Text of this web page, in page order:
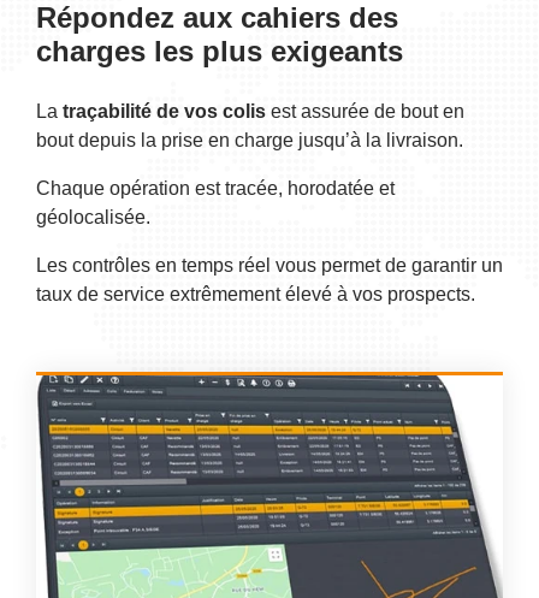
Répondez aux cahiers des
charges les plus exigeants
La traçabilité de vos colis est assurée de bout en
bout depuis la prise en charge jusqu’à la livraison.
Chaque opération est tracée, horodatée et
géolocalisée.
Les contrôles en temps réel vous permet de garantir un
taux de service extrêmement élevé à vos prospects.